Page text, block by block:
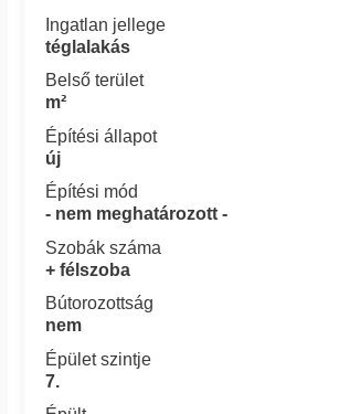
Ingatlan jellege
téglalakás
Belső terület
m²
Építési állapot
új
Építési mód
- nem meghatározott -
Szobák száma
+ félszoba
Bútorozottság
nem
Épület szintje
7.